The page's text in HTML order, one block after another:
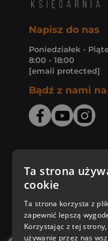
Napisz do nas
Poniedziałek -
8:00 - 18:00
[email protected]
Bądź z nami
Zakupy u nas
Nasza oferta
Ta strona
cookie
Ta strona korzysta z
zapewnić lepszą
Korzystając z tej
używanie przez nas